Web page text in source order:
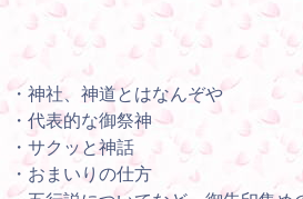
・神社、神道とはなんぞや
・代表的な御祭神
・サクッと神話
・おまいりの仕方